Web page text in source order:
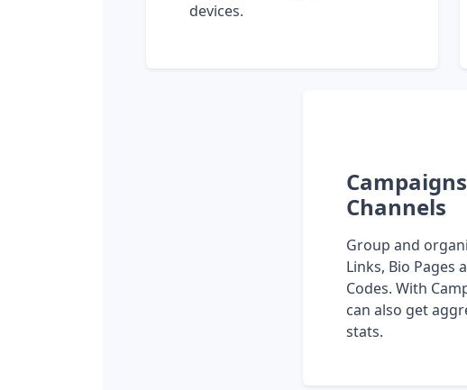
devices.
Channels
Group and
Links, Bio Pages
Codes. With
can also get
stats.